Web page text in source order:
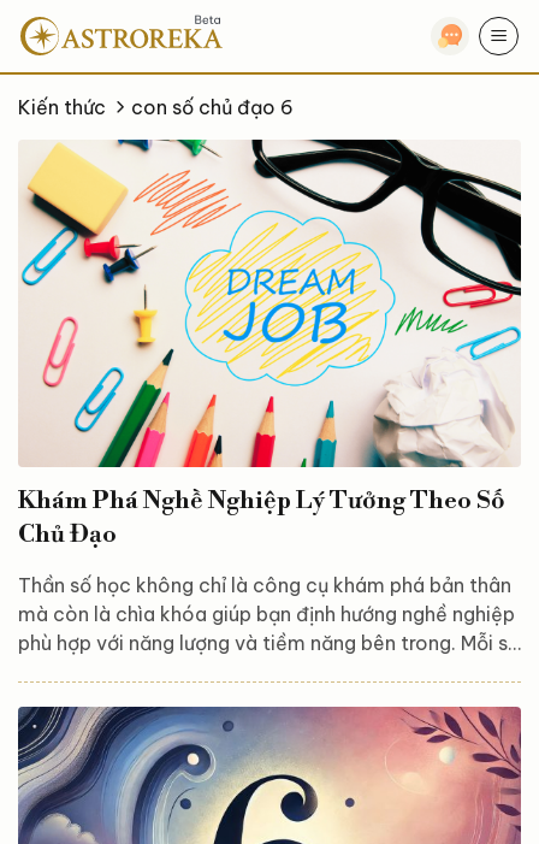
qua
nội
dungKiến thức con số chủ đạo 6
Khám Phá Nghề Nghiệp Lý Tưởng Theo Số
Chủ Đạo
Thần số học không chỉ là công cụ khám phá bản thân
mà còn là chìa khóa giúp bạn định hướng nghề nghiệp
phù hợp với năng lượng và tiềm năng bên trong. Mỗi số
Hãy cùng Astroreka khám phá nghề nghiệp phù hợp
với từng số chủ đạo (từ 1 đến 11, 22 và 33) để tìm ra
hướng đi hoàn hảo cho bạn! Số chủ đạo 1 – Người tiên
phong độc lập Người mang số...